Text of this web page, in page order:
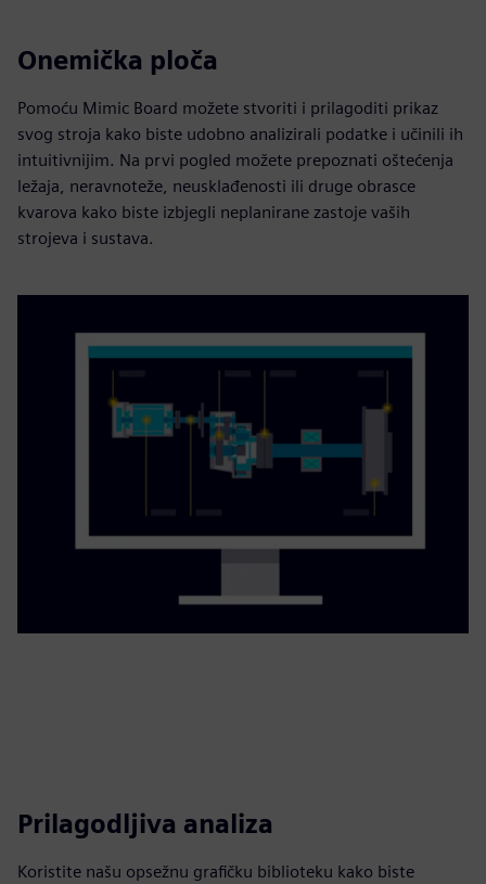
Onemička ploča
Pomoću Mimic Board možete stvoriti i prilagoditi prikaz
svog stroja kako biste udobno analizirali podatke i učinili ih
intuitivnijim. Na prvi pogled možete prepoznati oštećenja
ležaja, neravnoteže, neusklađenosti ili druge obrasce
kvarova kako biste izbjegli neplanirane zastoje vaših
strojeva i sustava.
Prilagodljiva analiza
Koristite našu opsežnu grafičku biblioteku kako biste